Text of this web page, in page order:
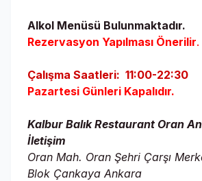
Alkol Menüsü Bulunmaktadır.
Rezervasyon Yapılması Önerilir.
Çalışma Saatleri: 11:00-22:30
Pazartesi Günleri Kapalıdır.
Kalbur Balık Restaurant Oran
İletişim
Oran Mah. Oran Şehri Çarşı
Blok Çankaya Ankara